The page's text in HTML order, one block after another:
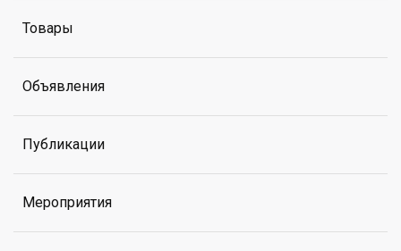
Товары
Объявления
Публикации
Мероприятия